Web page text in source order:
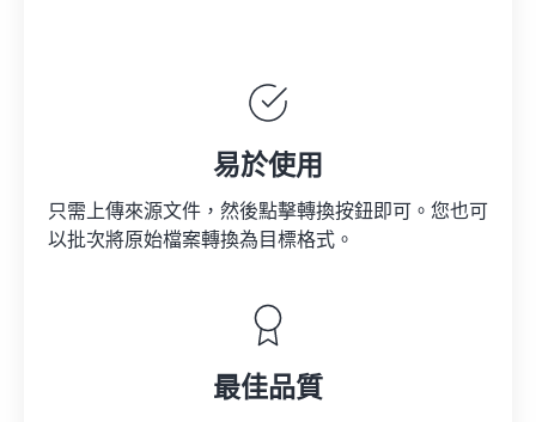
易於使用
只需上傳來源文件，然後點擊轉換按鈕即可。您也可
以批次將原始檔案轉換為目標格式。
最佳品質